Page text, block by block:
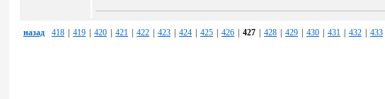
назад 418 419 420 421 422 423 424 425 426 427 428 429 430 431 432 433